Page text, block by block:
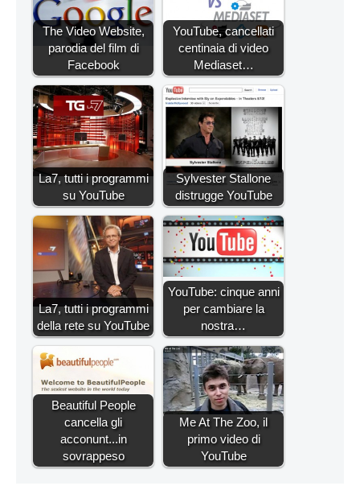
The Video Website,
parodia del film di
Facebook
YouTube, cancellati
centinaia di video
Mediaset…
La7, tutti i programmi
su YouTube
Sylvester Stallone
distrugge YouTube
La7, tutti i programmi
della rete su YouTube
YouTube: cinque anni
per cambiare la
nostra…
Beautiful People
cancella gli
acconunt...in
sovrappeso
Me At The Zoo, il
primo video di
YouTube